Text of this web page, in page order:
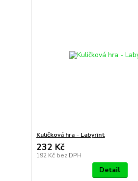
Kuličková hra - Labyrint
232 Kč
192 Kč bez DPH
Detail